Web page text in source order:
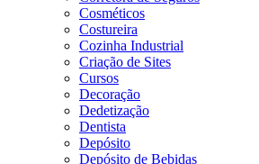
Cosméticos
Costureira
Cozinha Industrial
Criação de Sites
Cursos
Decoração
Dedetização
Dentista
Depósito
Depósito de Bebidas